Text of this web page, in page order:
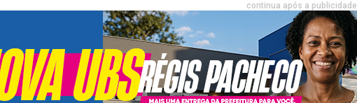
continua após a publicidade